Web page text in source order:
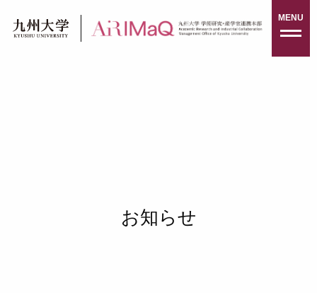
content
MENU
お知らせ